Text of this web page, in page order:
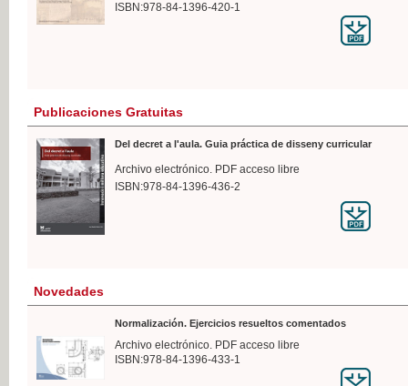
ISBN:978-84-1396-420-1
Publicaciones Gratuitas
Del decret a l'aula. Guia práctica de disseny curricular
Archivo electrónico. PDF acceso libre
ISBN:978-84-1396-436-2
Novedades
Normalización. Ejercicios resueltos comentados
Archivo electrónico. PDF acceso libre
ISBN:978-84-1396-433-1